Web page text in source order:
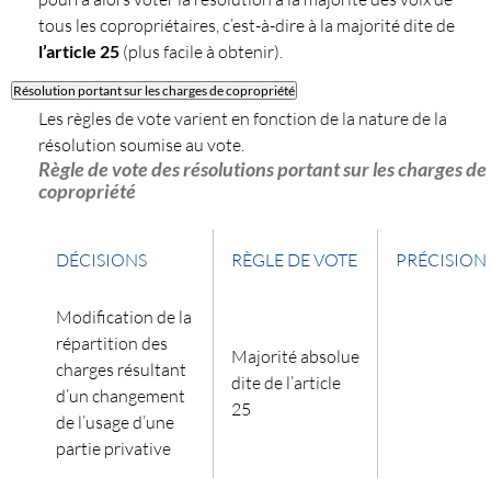
tous les copropriétaires, c’est-à-dire à la majorité dite de
l’article 25 (plus facile à obtenir).
Résolution portant sur les charges de copropriété
Les règles de vote varient en fonction de la nature de la
résolution soumise au vote.
Règle de vote des résolutions portant sur les charges de
copropriété
DÉCISIONS RÈGLE DE VOTE PRÉCISION
Modification de la
répartition des
charges résultant
d’un changement
de l’usage d’une
partie privative
Majorité absolue
dite de l’article
25